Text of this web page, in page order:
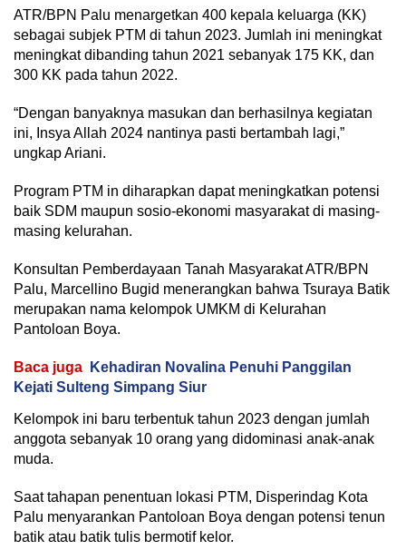
ATR/BPN Palu menargetkan 400 kepala keluarga (KK)
sebagai subjek PTM di tahun 2023. Jumlah ini meningkat
meningkat dibanding tahun 2021 sebanyak 175 KK, dan
300 KK pada tahun 2022.
“Dengan banyaknya masukan dan berhasilnya kegiatan
ini, Insya Allah 2024 nantinya pasti bertambah lagi,”
ungkap Ariani.
Program PTM in diharapkan dapat meningkatkan potensi
baik SDM maupun sosio-ekonomi masyarakat di masing-
masing kelurahan.
Konsultan Pemberdayaan Tanah Masyarakat ATR/BPN
Palu, Marcellino Bugid menerangkan bahwa Tsuraya Batik
merupakan nama kelompok UMKM di Kelurahan
Pantoloan Boya.
Baca juga
Kehadiran Novalina Penuhi Panggilan
Kejati Sulteng Simpang Siur
Kelompok ini baru terbentuk tahun 2023 dengan jumlah
anggota sebanyak 10 orang yang didominasi anak-anak
muda.
Saat tahapan penentuan lokasi PTM, Disperindag Kota
Palu menyarankan Pantoloan Boya dengan potensi tenun
batik atau batik tulis bermotif kelor.